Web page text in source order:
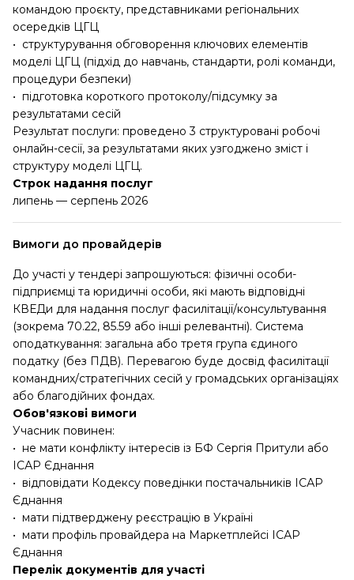
командою проєкту, представниками регіональних
осередків ЦГЦ
• структурування обговорення ключових елементів
моделі ЦГЦ (підхід до навчань, стандарти, ролі команди,
процедури безпеки)
• підготовка короткого протоколу/підсумку за
результатами сесій
Результат послуги: проведено 3 структуровані робочі
онлайн-сесії, за результатами яких узгоджено зміст і
структуру моделі ЦГЦ.
Строк надання послуг
липень — серпень 2026
Вимоги до провайдерів
До участі у тендері запрошуються: фізичні особи-
підприємці та юридичні особи, які мають відповідні
КВЕДи для надання послуг фасилітації/консультування
(зокрема 70.22, 85.59 або інші релевантні). Система
оподаткування: загальна або третя група єдиного
податку (без ПДВ). Перевагою буде досвід фасилітації
командних/стратегічних сесій у громадських організаціях
або благодійних фондах.
Обов'язкові вимоги
Учасник повинен:
• не мати конфлікту інтересів із БФ Сергія Притули або
ІСАР Єднання
• відповідати Кодексу поведінки постачальників ІСАР
Єднання
• мати підтверджену реєстрацію в Україні
• мати профіль провайдера на Маркетплейсі ІСАР
Єднання
Перелік документів для участі